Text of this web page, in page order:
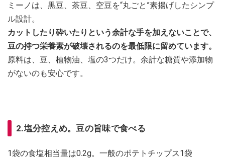
ミーノは、黒豆、茶豆、空豆を“丸ごと”素揚げしたシンプ
ル設計。
カットしたり砕いたりという余計な手を加えないことで、
豆の持つ栄養素が破壊されるのを最低限に留めています。
原料は、豆、植物油、塩の3つだけ。余計な糖質や添加物
がないのも安心です。
2.塩分控えめ。豆の旨味で食べる
1袋の食塩相当量は0.2g。一般のポテトチップス1袋